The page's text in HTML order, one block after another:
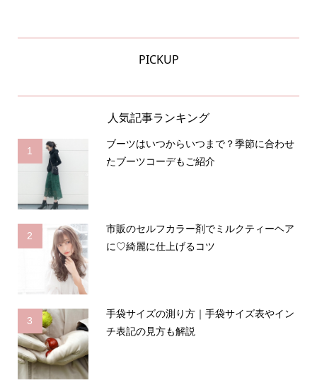
PICKUP
人気記事ランキング
1
ブーツはいつからいつまで？季節に合わせ
たブーツコーデもご紹介
2
市販のセルフカラー剤でミルクティーヘア
に♡綺麗に仕上げるコツ
3
手袋サイズの測り方｜手袋サイズ表やイン
チ表記の見方も解説